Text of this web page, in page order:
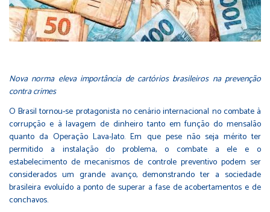
Nova norma eleva importância de cartórios brasileiros na prevenção
contra crimes
O Brasil tornou-se protagonista no cenário internacional no combate à
corrupção e à lavagem de dinheiro tanto em função do mensalão
quanto da Operação Lava-Jato. Em que pese não seja mérito ter
permitido a instalação do problema, o combate a ele e o
estabelecimento de mecanismos de controle preventivo podem ser
considerados um grande avanço, demonstrando ter a sociedade
brasileira evoluído a ponto de superar a fase de acobertamentos e de
conchavos.